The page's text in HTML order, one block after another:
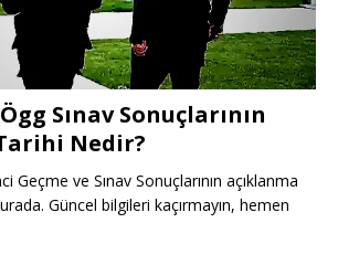
Sınav Sonuçlarının
Nedir?
Geçme ve Sınav Sonuçlarının açıklanma
Güncel bilgileri kaçırmayın, hemen